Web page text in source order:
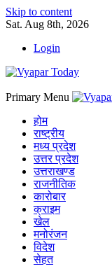
Skip to content
Sat. Aug 8th, 2026
Login
Primary Menu
होम
राष्ट्रीय
मध्य प्रदेश
उत्तर प्रदेश
उत्तराखण्ड
राजनीतिक
कारोबार
क्राइम
खेल
मनोरंजन
विदेश
सेहत